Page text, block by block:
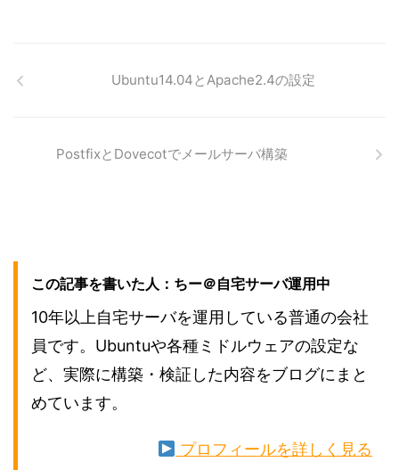
Ubuntu14.04とApache2.4の設定
PostfixとDovecotでメールサーバ構築
この記事を書いた人：ちー＠自宅サーバ運用中
10年以上自宅サーバを運用している普通の会社
員です。Ubuntuや各種ミドルウェアの設定な
ど、実際に構築・検証した内容をブログにまと
めています。
プロフィールを詳しく見る